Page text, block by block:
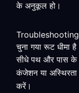
के अनुकूल हो।
Troubleshooting
चुना गया रूट धीमा है
सीधे पथ और पास के
कंजेशन या अस्थिरता
करें।